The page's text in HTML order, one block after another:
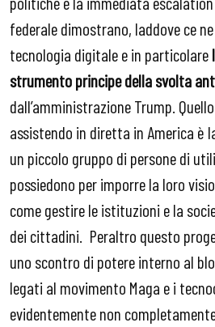
federale dimostrano, laddove ce
tecnologia digitale e in particolare
strumento principe della svolta
dall’amministrazione Trump.
assistendo in diretta in America è
un piccolo gruppo di persone di
possiedono per imporre la loro
come gestire le istituzioni e la
dei cittadini. Peraltro questo
uno scontro di potere interno al
legati al movimento Maga e i
evidentemente non